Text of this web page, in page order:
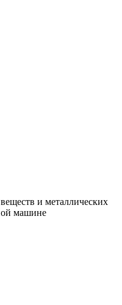
и металлических
машине